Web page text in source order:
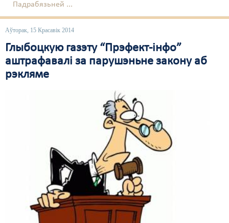
Падрабязьней ...
Аўторак, 15 Красавік 2014
Глыбоцкую газэту “Прэфект-інфо”
аштрафавалі за парушэньне закону аб
рэкляме